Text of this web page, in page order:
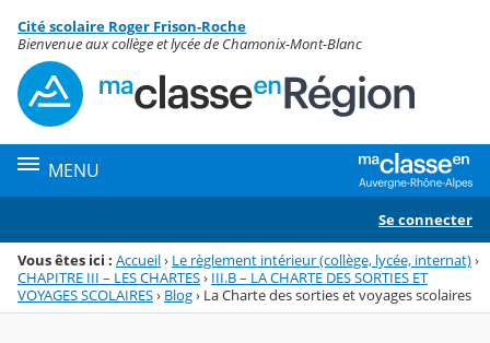
Menu de la rubrique
Contenu
Cité scolaire Roger Frison-Roche
Bienvenue aux collège et lycée de Chamonix-Mont-Blanc
MENU
Se connecter
Vous êtes ici : Accueil› Le règlement intérieur (collège, lycée, internat)›
CHAPITRE III – LES CHARTES› III.B – LA CHARTE DES SORTIES ET
VOYAGES SCOLAIRES› Blog› La Charte des sorties et voyages scolaires